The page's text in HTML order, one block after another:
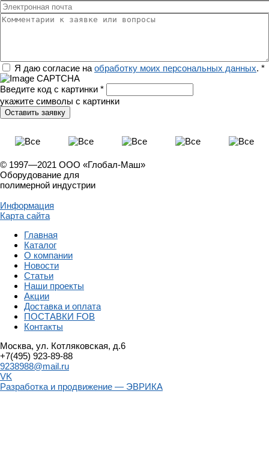
Электронная почта
Комментарии к заявке или вопросы
РегионЯ даю согласие на обработку моих персональных данных. *
Введите код с картинки *
укажите символы с картинки
© 1997—2021 ООО «Глобал-Маш»
Оборудование для
полимерной индустрии
Информация
Карта сайта
Главная
Каталог
О компании
Новости
Статьи
Наши проекты
Акции
Доставка и оплата
ПОСТАВКИ FOB
Контакты
Москва, ул. Котляковская, д.6
+7(495) 923-89-88
9238988@mail.ru
VK
Разработка и продвижение — ЭВРИКА